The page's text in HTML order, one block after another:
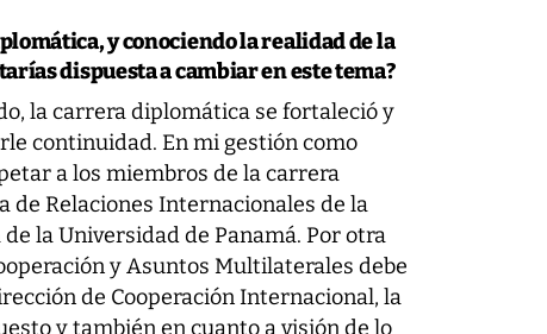
y conociendo la realidad de la
dispuesta a cambiar en este tema?
la carrera diplomática se fortaleció y
continuidad. En mi gestión como
a los miembros de la carrera
de Relaciones Internacionales de la
la Universidad de Panamá. Por otra
y Asuntos Multilaterales debe
de Cooperación Internacional, la
y también en cuanto a visión de lo